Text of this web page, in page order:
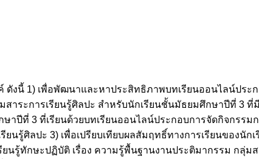
ดังนี้ 1) เพื่อพัฒนาและหาประสิทธิภาพบทเรียนออนไลน์ประ
าระการเรียนรู้ศิลปะ สำหรับนักเรียนชั้นมัธยมศึกษาปีที่ 3 ที่
าปีที่ 3 ที่เรียนด้วยบทเรียนออนไลน์ประกอบการจัดกิจกรรม
ยนรู้ศิลปะ 3) เพื่อเปรียบเทียบผลสัมฤทธิ์ทางการเรียนของนั
นรู้ทักษะปฏิบัติ เรื่อง ความรู้พื้นฐานงานประติมากรรม กลุ่ม